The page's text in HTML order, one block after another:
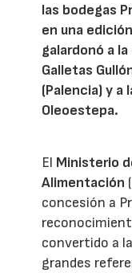
las bodegas
en una
galardonó a
Galletas
(Palencia) y a
Oleoestepa.
El Ministerio
Alimentación
concesión a
convertido a
grandes